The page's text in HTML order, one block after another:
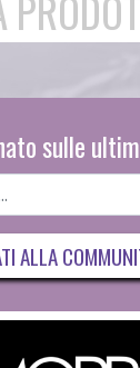
sulle
ALLA